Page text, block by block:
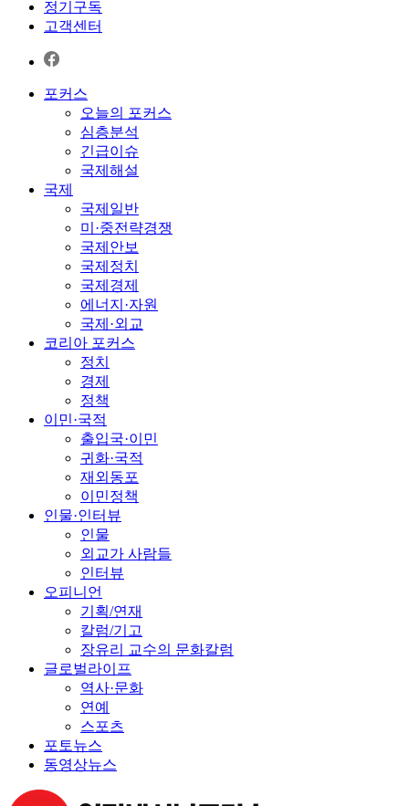
정기구독
고객센터
포커스
오늘의 포커스
심층분석
긴급이슈
국제해설
국제
국제일반
미·중전략경쟁
국제안보
국제정치
국제경제
에너지·자원
국제·외교
코리아 포커스
정치
경제
정책
이민·국적
출입국·이민
귀화·국적
재외동포
이민정책
인물·인터뷰
인물
외교가 사람들
인터뷰
오피니언
기획/연재
칼럼/기고
장유리 교수의 문화칼럼
글로벌라이프
역사·문화
연예
스포츠
포토뉴스
동영상뉴스